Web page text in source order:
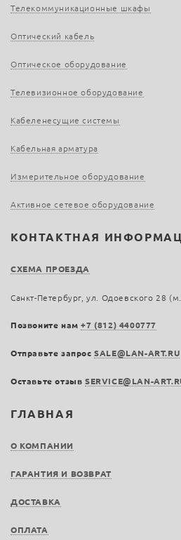
ГЛАВНАЯ
О КОМПАНИИ
ГАРАНТИЯ И ВОЗВРАТ
ДОСТАВКА
ОПЛАТА
Телекоммуникационные шкафы
Оптический кабель
Оптическое оборудование
Телевизионное оборудование
Кабеленесущие системы
Кабельная арматура
Измерительное оборудование
Активное сетевое оборудование
КОНТАКТНАЯ
СХЕМА ПРОЕЗДА
Санкт-Петербург, ул. Одоевского 28
Позвоните нам+7 (812) 4400777
Отправьте запросSALE@LAN-ART.RU
Оставьте отзыв SERVICE@LAN-